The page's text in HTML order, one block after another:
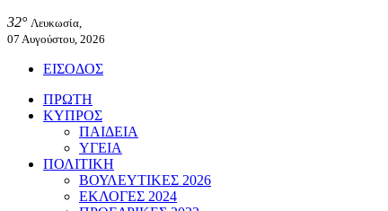
32° Λευκωσία,
07 Αυγούστου, 2026
ΕΙΣΟΔΟΣ
ΠΡΩΤΗ
ΚΥΠΡΟΣ
ΠΑΙΔΕΙΑ
ΥΓΕΙΑ
ΠΟΛΙΤΙΚΗ
ΒΟΥΛΕΥΤΙΚΕΣ 2026
ΕΚΛΟΓΕΣ 2024